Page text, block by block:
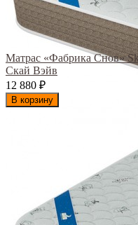
Матрас «Фабрика Снов»
Скай Вэйв
12 880 ₽
В корзину